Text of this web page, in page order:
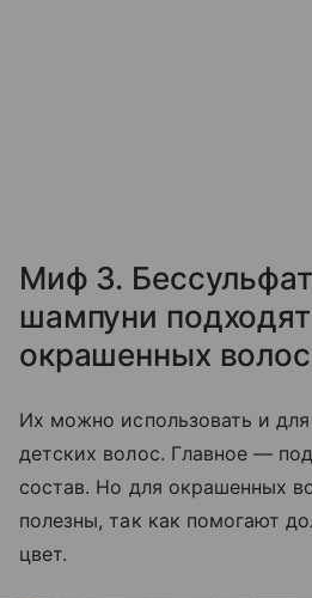
Миф 3.
шампуни
окрашенных волос
Их можно использовать и
детских волос. Главное —
состав. Но для окрашенных
полезны, так как помогают
цвет.